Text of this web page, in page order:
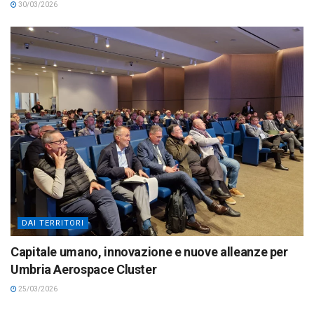
30/03/2026
DAI TERRITORI
Capitale umano, innovazione e nuove alleanze per
Umbria Aerospace Cluster
25/03/2026